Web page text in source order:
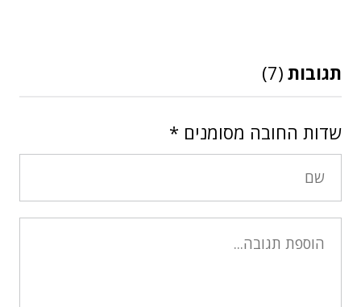
תגובות (7)
שדות החובה מסומנים *